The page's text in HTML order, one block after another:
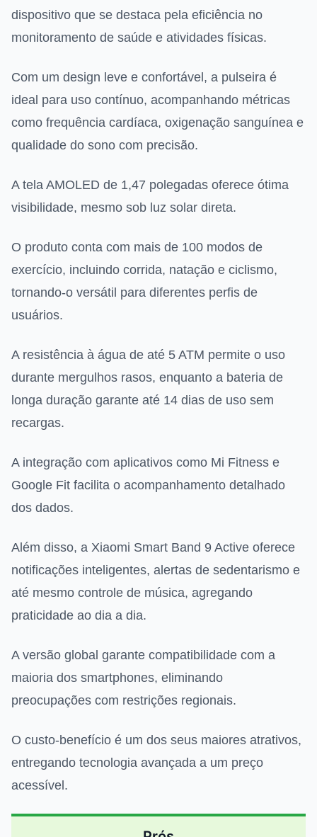
dispositivo que se destaca pela eficiência no
monitoramento de saúde e atividades físicas.
Com um design leve e confortável, a pulseira é
ideal para uso contínuo, acompanhando métricas
como frequência cardíaca, oxigenação sanguínea e
qualidade do sono com precisão.
A tela AMOLED de 1,47 polegadas oferece ótima
visibilidade, mesmo sob luz solar direta.
O produto conta com mais de 100 modos de
exercício, incluindo corrida, natação e ciclismo,
tornando-o versátil para diferentes perfis de
usuários.
A resistência à água de até 5 ATM permite o uso
durante mergulhos rasos, enquanto a bateria de
longa duração garante até 14 dias de uso sem
recargas.
A integração com aplicativos como Mi Fitness e
Google Fit facilita o acompanhamento detalhado
dos dados.
Além disso, a Xiaomi Smart Band 9 Active oferece
notificações inteligentes, alertas de sedentarismo e
até mesmo controle de música, agregando
praticidade ao dia a dia.
A versão global garante compatibilidade com a
maioria dos smartphones, eliminando
preocupações com restrições regionais.
O custo-benefício é um dos seus maiores atrativos,
entregando tecnologia avançada a um preço
acessível.